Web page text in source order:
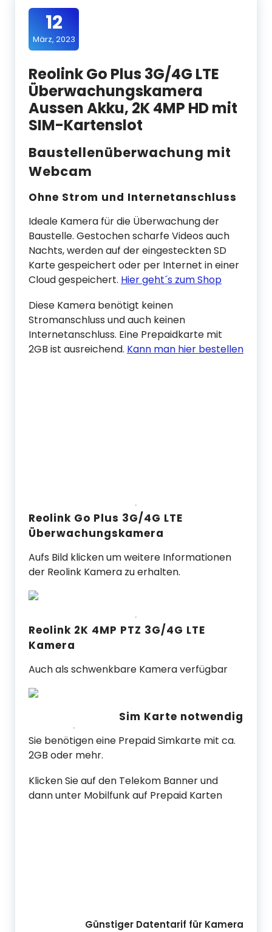
12
März, 2023
Reolink Go Plus 3G/4G LTE
Überwachungskamera
Aussen Akku, 2K 4MP HD mit
SIM-Kartenslot
Baustellenüberwachung mit
Webcam
Ohne Strom und Internetanschluss
Ideale Kamera für die Überwachung der
Baustelle. Gestochen scharfe Videos auch
Nachts, werden auf der eingesteckten SD
Karte gespeichert oder per Internet in einer
Cloud gespeichert. Hier geht´s zum Shop
Diese Kamera benötigt keinen
Stromanschluss und auch keinen
Internetanschluss. Eine Prepaidkarte mit
2GB ist ausreichend. Kann man hier bestellen
Reolink Go Plus 3G/4G LTE
Überwachungskamera
Aufs Bild klicken um weitere Informationen
der Reolink Kamera zu erhalten.
Reolink 2K 4MP PTZ 3G/4G LTE
Kamera
Auch als schwenkbare Kamera verfügbar
Sim Karte notwendig
Sie benötigen eine Prepaid Simkarte mit ca.
2GB oder mehr.
Klicken Sie auf den Telekom Banner und
dann unter Mobilfunk auf Prepaid Karten
Günstiger Datentarif für Kamera